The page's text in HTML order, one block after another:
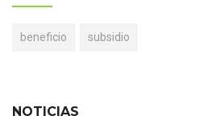
beneficio subsidio
NOTICIAS